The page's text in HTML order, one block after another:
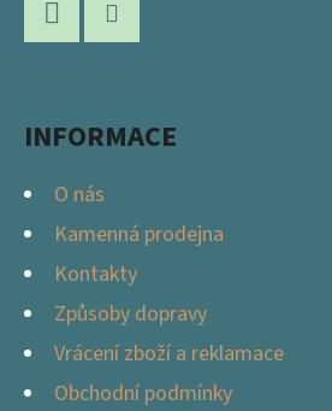
INFORMACE
O nás
Kamenná prodejna
Kontakty
Způsoby dopravy
Vrácení zboží a reklamace
Obchodní podmínky